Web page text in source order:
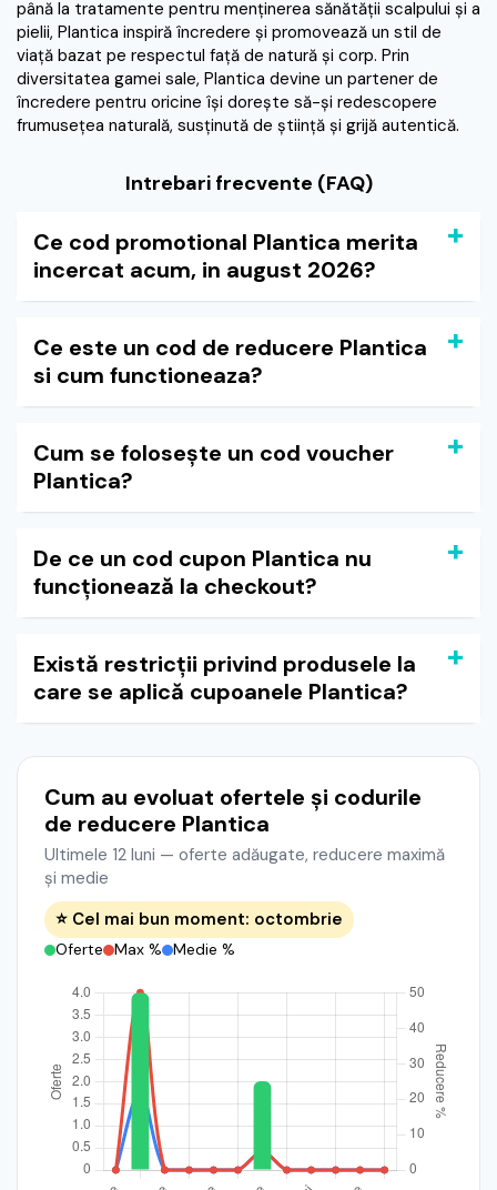
până la tratamente pentru menținerea sănătății scalpului și a
pielii, Plantica inspiră încredere și promovează un stil de
viață bazat pe respectul față de natură și corp. Prin
diversitatea gamei sale, Plantica devine un partener de
încredere pentru oricine își dorește să-și redescopere
frumusețea naturală, susținută de știință și grijă autentică.
Intrebari frecvente (FAQ)
Ce cod promotional Plantica merita
incercat acum, in august 2026?
Ce este un cod de reducere Plantica
si cum functioneaza?
Cum se folosește un cod voucher
Plantica?
De ce un cod cupon Plantica nu
funcționează la checkout?
Există restricții privind produsele la
care se aplică cupoanele Plantica?
Cum au evoluat ofertele și codurile
de reducere Plantica
Ultimele 12 luni — oferte adăugate, reducere maximă
și medie
⭐ Cel mai bun moment: octombrie
Oferte Max % Medie %